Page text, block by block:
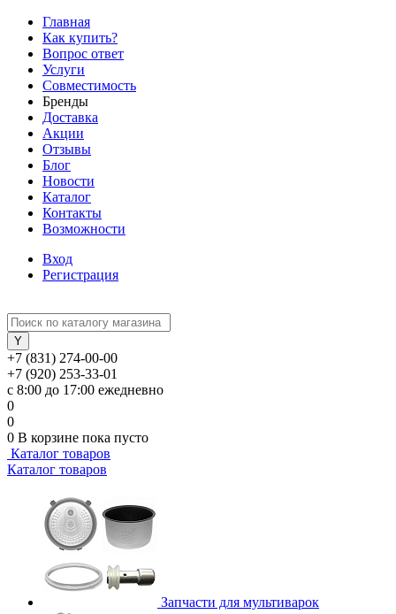
Главная
Как купить?
Вопрос ответ
Услуги
Совместимость
Бренды
Доставка
Акции
Отзывы
Блог
Новости
Каталог
Контакты
Возможности
Вход
Регистрация
+7 (831) 274-00-00
+7 (920) 253-33-01
с 8:00 до 17:00 ежедневно
0
0
0 В корзине пока пусто
Каталог товаров
Каталог товаров
Запчасти для мультиварок